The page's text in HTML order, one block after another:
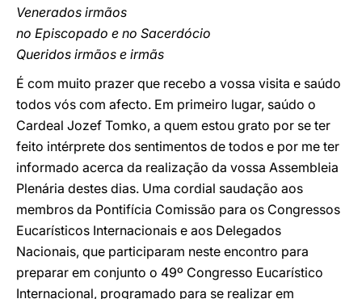
Venerados irmãos
no Episcopado e no Sacerdócio
Queridos irmãos e irmãs
É com muito prazer que recebo a vossa visita e saúdo
todos vós com afecto. Em primeiro lugar, saúdo o
Cardeal Jozef Tomko, a quem estou grato por se ter
feito intérprete dos sentimentos de todos e por me ter
informado acerca da realização da vossa Assembleia
Plenária destes dias. Uma cordial saudação aos
membros da Pontifícia Comissão para os Congressos
Eucarísticos Internacionais e aos Delegados
Nacionais, que participaram neste encontro para
preparar em conjunto o 49º Congresso Eucarístico
Internacional, programado para se realizar em